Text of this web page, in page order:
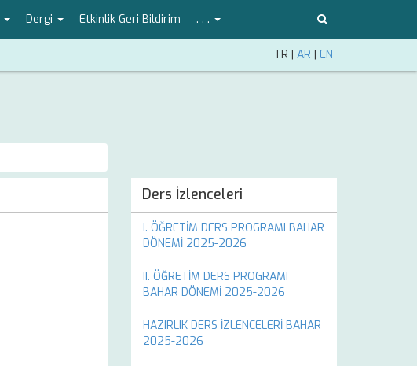
Dergi Etkinlik Geri Bildirim . . .
TR | AR | EN
Ders İzlenceleri
I. ÖĞRETİM DERS PROGRAMI BAHAR
DÖNEMİ 2025-2026
II. ÖĞRETİM DERS PROGRAMI
BAHAR DÖNEMİ 2025-2026
HAZIRLIK DERS İZLENCELERİ BAHAR
2025-2026